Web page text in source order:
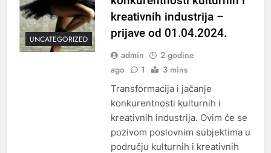
UNCATEGORIZED
kreativnih industrija –
prijave od 01.04.2024.
admin
2 godine
ago
1 3 mins
Transformacija i jačanje
konkurentnosti kulturnih i
kreativnih industrija. Ovim će se
pozivom poslovnim subjektima u
području kulturnih i kreativnih